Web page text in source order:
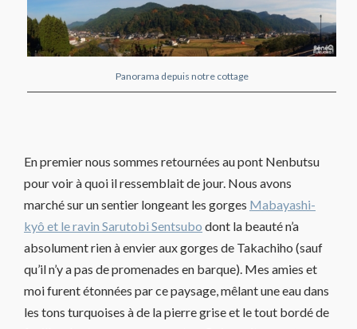
Panorama depuis notre cottage
En premier nous sommes retournées au pont Nenbutsu
pour voir à quoi il ressemblait de jour. Nous avons
marché sur un sentier longeant les gorges Mabayashi-
kyô et le ravin Sarutobi Sentsubo dont la beauté n’a
absolument rien à envier aux gorges de Takachiho (sauf
qu’il n’y a pas de promenades en barque). Mes amies et
moi furent étonnées par ce paysage, mêlant une eau dans
les tons turquoises à de la pierre grise et le tout bordé de